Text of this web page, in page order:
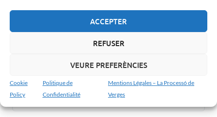
ACCEPTER
REFUSER
VEURE PREFERÈNCIES
Cookie
Policy
Politique de
Confidentialité
Mentions Légales – La Processó de
Verges
Jeudi Saint à Verges : La Cène et la Procession